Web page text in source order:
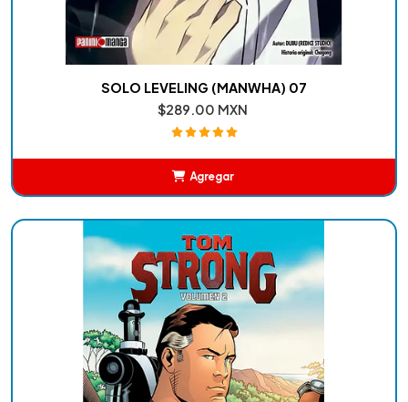
SOLO LEVELING (MANWHA) 07
$289.00 MXN
Agregar